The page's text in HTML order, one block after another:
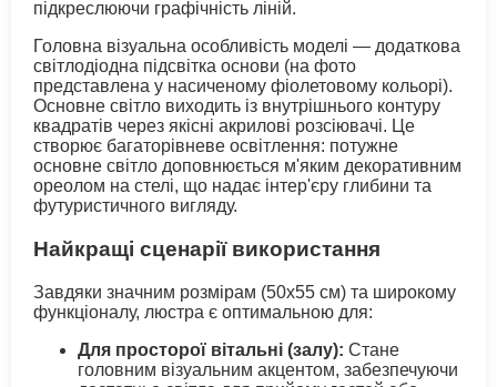
підкреслюючи графічність ліній.
Головна візуальна особливість моделі — додаткова
світлодіодна підсвітка основи (на фото
представлена у насиченому фіолетовому кольорі).
Основне світло виходить із внутрішнього контуру
квадратів через якісні акрилові розсіювачі. Це
створює багаторівневе освітлення: потужне
основне світло доповнюється м'яким декоративним
ореолом на стелі, що надає інтер'єру глибини та
футуристичного вигляду.
Найкращі сценарії використання
Завдяки значним розмірам (50х55 см) та широкому
функціоналу, люстра є оптимальною для:
Для просторої вітальні (залу): Стане
головним візуальним акцентом, забезпечуючи